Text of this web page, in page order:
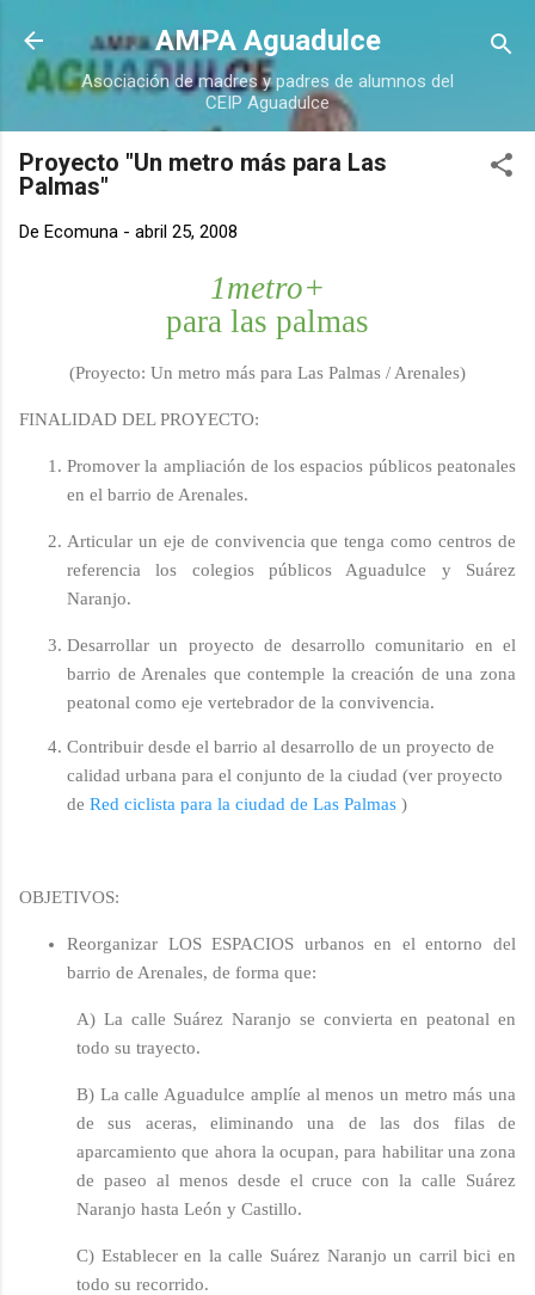
Ir al contenido principal
AMPA Aguadulce
Asociación de madres y padres de alumnos del
CEIP Aguadulce
Proyecto "Un metro más para Las
Palmas"
De Ecomuna - abril 25, 2008
1metro+
para las palmas
(Proyecto: Un metro más para Las Palmas / Arenales)
FINALIDAD DEL PROYECTO:
Promover la ampliación de los espacios públicos peatonales
en el barrio de Arenales.
Articular un eje de convivencia que tenga como centros de
referencia los colegios públicos Aguadulce y Suárez
Naranjo.
Desarrollar un proyecto de desarrollo comunitario en el
barrio de Arenales que contemple la creación de una zona
peatonal como eje vertebrador de la convivencia.
Contribuir desde el barrio al desarrollo de un proyecto de
calidad urbana para el conjunto de la ciudad (ver proyecto
de Red ciclista para la ciudad de Las Palmas )
OBJETIVOS:
Reorganizar LOS ESPACIOS urbanos en el entorno del
barrio de Arenales, de forma que:
A) La calle Suárez Naranjo se convierta en peatonal en
todo su trayecto.
B) La calle Aguadulce amplíe al menos un metro más una
de sus aceras, eliminando una de las dos filas de
aparcamiento que ahora la ocupan, para habilitar una zona
de paseo al menos desde el cruce con la calle Suárez
Naranjo hasta León y Castillo.
C) Establecer en la calle Suárez Naranjo un carril bici en
todo su recorrido.